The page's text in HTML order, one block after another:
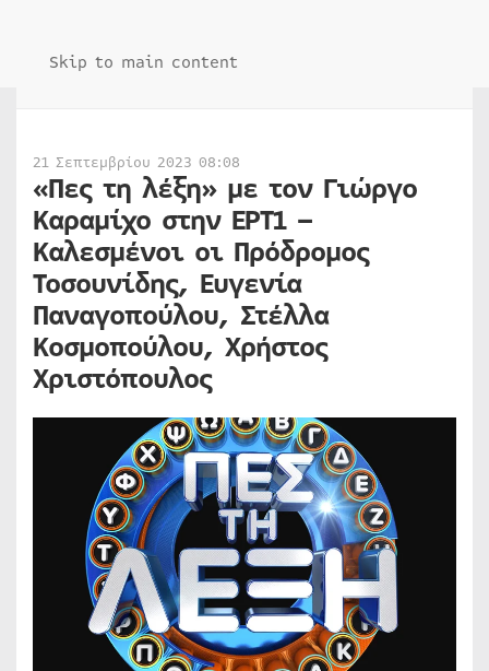
Skip to main content
21 Σεπτεμβρίου 2023 08:08
«Πες τη λέξη» με τον Γιώργο
Καραμίχο στην ΕΡΤ1 –
Καλεσμένοι οι Πρόδρομος
Τοσουνίδης, Ευγενία
Παναγοπούλου, Στέλλα
Κοσμοπούλου, Χρήστος
Χριστόπουλος